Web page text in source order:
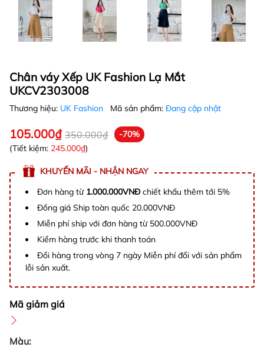
Chân váy Xếp UK Fashion Lạ Mắt
UKCV2303008
Thương hiệu: UK Fashion Mã sản phẩm: Đang cập nhật
105.000₫ 350.000₫
-70%
(Tiết kiệm: 245.000₫)
KHUYẾN MÃI - NHẬN NGAY
Đơn hàng từ 1.000.000VNĐchiết khấu thêm tới 5%
Đồng giá Ship toàn quốc 20.000VNĐ
Miễn phí ship với đơn hàng từ 500.000VNĐ
Kiểm hàng trước khi thanh toán
Đổi hàng trong vòng 7 ngày Miễn phí đổi với sản phẩm
lỗi sản xuất.
Mã giảm giá
Màu: